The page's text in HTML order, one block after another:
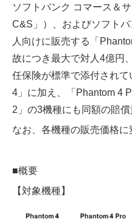
ソフトバンク コマース＆
C&S」）、およびソフト
人向けに販売する「
故につき最大で対人4億円
任保険が標準で添付され
4」に加え、「Phantom 4
2」の3機種にも同額の賠償
なお、各機種の販売価格に
■概要
【対象機種】